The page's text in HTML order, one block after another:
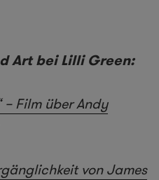
Art bei Lilli Green:
Film über Andy
von James